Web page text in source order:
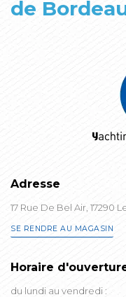
de
Adresse
17 Rue De Bel Air, 17290
SE RENDRE AU MAGASIN
Horaire
du lundi au vendredi :